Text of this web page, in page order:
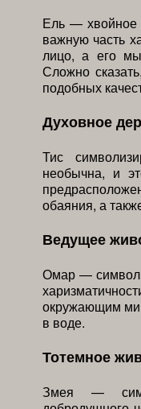
Ель — хвойное
важную часть
лицо, а его
Сложно
подобных
Духовное
Тис
необычна, и
обаяния, а
Ведущее
Омар — символ
окружающим
в воде.
Тотемное
Змея —